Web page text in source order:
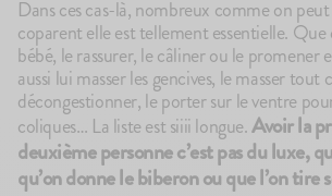
Dans ces cas-là, nombreux comme on
coparent elle est tellement essentielle.
bébé, le rassurer, le câliner ou le promener
aussi lui masser les gencives, le masser tout
décongestionner, le porter sur le ventre
coliques… La liste est siiii longue.Avoir la
deuxième personne c’est pas du luxe,
qu’on donne le biberon ou que l’on tire